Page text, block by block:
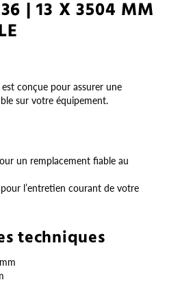
| 13 X 3504 MM
conçue pour assurer une
sur votre équipement.
un remplacement fiable au
l’entretien courant de votre
techniques